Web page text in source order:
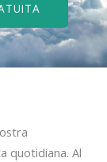
quotidiana. Al